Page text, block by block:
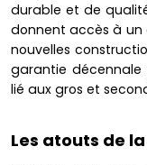
durable et de
donnent accès à un
nouvelles
garantie
lié aux gros et
Les atouts de